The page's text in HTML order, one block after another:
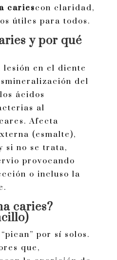
cariescon claridad,
útiles para todos.
y por qué
lesión en el diente
del
ácidos
al
Afecta
(esmalte),
si no se trata,
provocando
o incluso la
caries?
por sí solos.
que,